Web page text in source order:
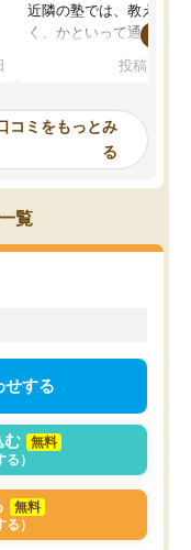
近隣の塾では、教えても
く、かといって通うには
可能なので本当に助か
らないところをピンポイ
頂いて、とてもわかり
していました。一生を
スト、多少お金がかかっ
思い切って入塾してよか
投稿日：
コミをもっとみ
る
覧
せする
む
無料
）
無料
）